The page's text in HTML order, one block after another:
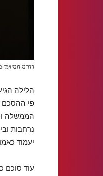
רה"מ המיועד
הלילה
פי ההסכם
הממשלה
נרחבות
יעמוד
עוד סוכם